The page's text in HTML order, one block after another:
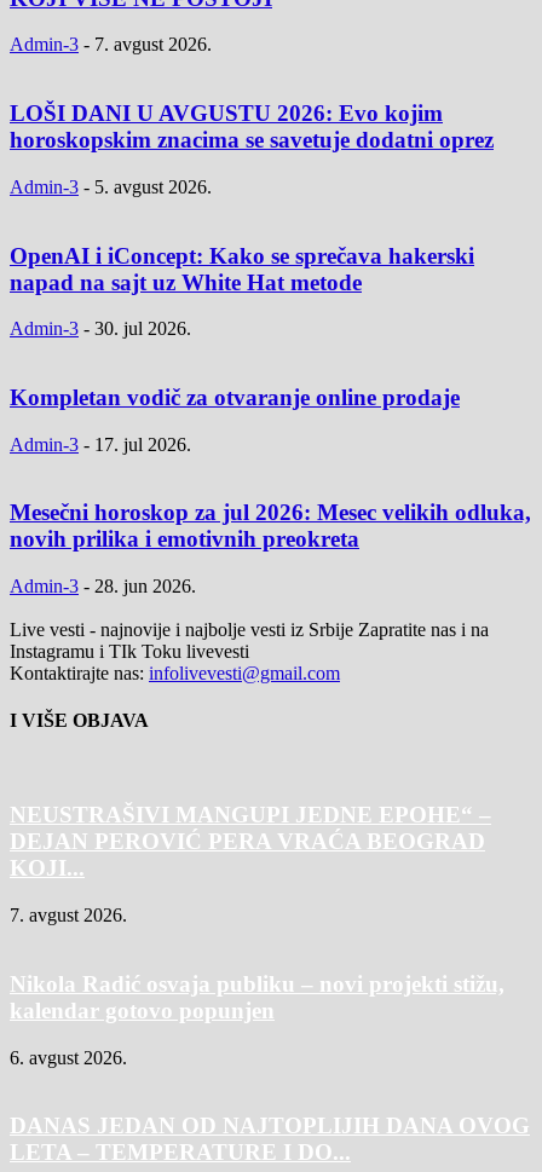
Admin-3 - 7. avgust 2026.
LOŠI DANI U AVGUSTU 2026: Evo kojim
horoskopskim znacima se savetuje dodatni oprez
Admin-3 - 5. avgust 2026.
OpenAI i iConcept: Kako se sprečava hakerski
napad na sajt uz White Hat metode
Admin-3 - 30. jul 2026.
Kompletan vodič za otvaranje online prodaje
Admin-3 - 17. jul 2026.
Mesečni horoskop za jul 2026: Mesec velikih odluka,
novih prilika i emotivnih preokreta
Admin-3 - 28. jun 2026.
Live vesti - najnovije i najbolje vesti iz Srbije Zapratite nas i na
Instagramu i TIk Toku livevesti
Kontaktirajte nas: infolivevesti@gmail.com
I VIŠE OBJAVA
NEUSTRAŠIVI MANGUPI JEDNE EPOHE“ –
DEJAN PEROVIĆ PERA VRAĆA BEOGRAD
KOJI...
7. avgust 2026.
Nikola Radić osvaja publiku – novi projekti stižu,
kalendar gotovo popunjen
6. avgust 2026.
DANAS JEDAN OD NAJTOPLIJIH DANA OVOG
LETA – TEMPERATURE I DO...